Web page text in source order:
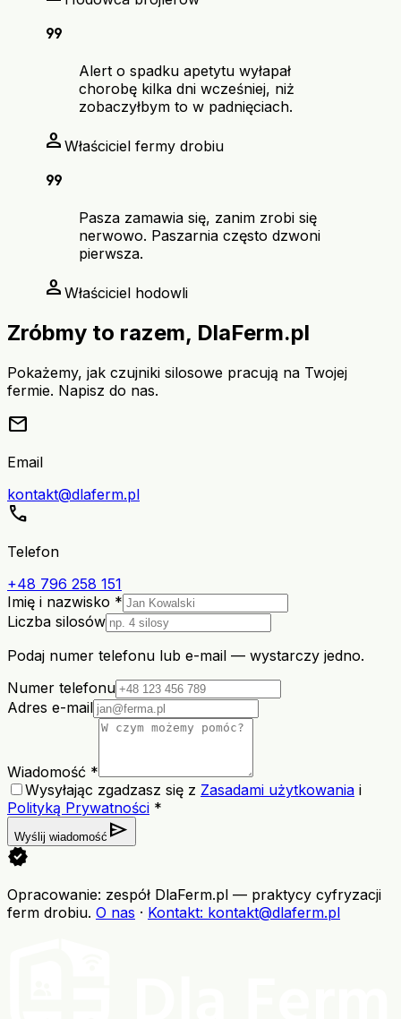
format_quote
Alert o spadku apetytu wyłapał
chorobę kilka dni wcześniej, niż
zobaczyłbym to w padnięciach.
person Właściciel fermy drobiu
format_quote
Pasza zamawia się, zanim zrobi się
nerwowo. Paszarnia często dzwoni
pierwsza.
person Właściciel hodowli
Zróbmy to razem, DlaFerm.pl
Pokażemy, jak czujniki silosowe pracują na Twojej
fermie. Napisz do nas.
mail
Email
kontakt@dlaferm.pl
call
Telefon
+48 796 258 151
Imię i nazwisko *
Liczba silosów
Podaj numer telefonu lub e-mail — wystarczy jedno.
Numer telefonu
Adres e-mail
Wiadomość *
Wysyłając zgadzasz się z Zasadami użytkowania i
Polityką Prywatności *
Wyślij wiadomość send
verified
Opracowanie: zespół DlaFerm.pl — praktycy cyfryzacji
ferm drobiu. O nas · Kontakt: kontakt@dlaferm.pl